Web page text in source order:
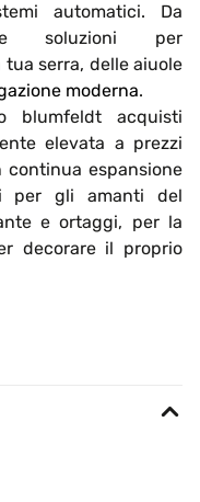
automatici. Da
soluzioni per
serra, delle aiuole
moderna.
blumfeldt acquisti
elevata a prezzi
continua espansione
per gli amanti del
e ortaggi, per la
decorare il proprio